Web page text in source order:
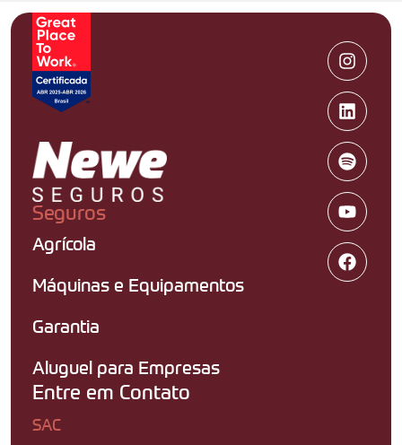
Seguros
Agrícola
Máquinas e Equipamentos
Garantia
Aluguel para Empresas
Entre em Contato
SAC